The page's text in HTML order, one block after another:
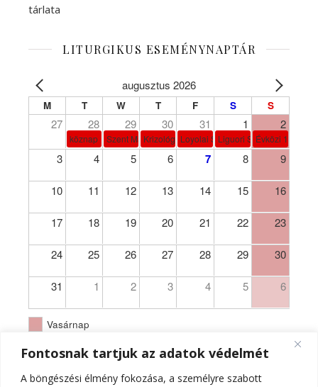
Fontosnak tartjuk az adatok védelmét
A böngészési élmény fokozása, a személyre szabott
tárlata
LITURGIKUS ESEMÉNYNAPTÁR
augusztus 2026
M T W T F S S
27 28 29 30 31 1 2
köznap Szent Márta, Mária és Lázár
Krizológ Szent Péter
Loyolai Szent IgnácLiguori Szent Alfonz pk-et.
Évközi 18.
3 4 5 6 7 8 9
10 11 12 13 14 15 16
17 18 19 20 21 22 23
24 25 26 27 28 29 30
31 1 2 3 4 5 6
Vasárnap